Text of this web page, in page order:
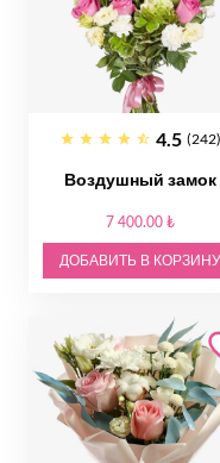
4.5 (242)
Воздушный замок
7 400.00 ₺
ДОБАВИТЬ В КОРЗИНУ